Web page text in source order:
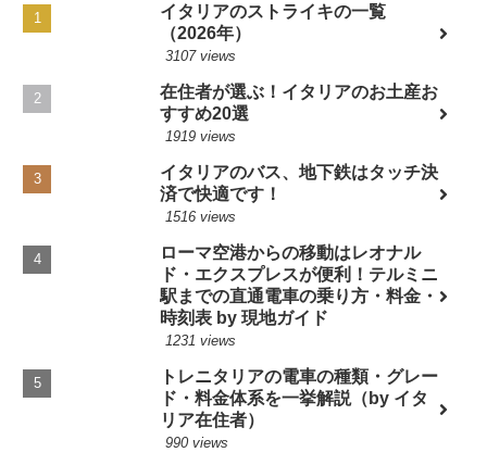
イタリアのストライキの一覧
（2026年）
3107 views
在住者が選ぶ！イタリアのお土産お
すすめ20選
1919 views
イタリアのバス、地下鉄はタッチ決
済で快適です！
1516 views
ローマ空港からの移動はレオナル
ド・エクスプレスが便利！テルミニ
駅までの直通電車の乗り方・料金・
時刻表 by 現地ガイド
1231 views
トレニタリアの電車の種類・グレー
ド・料金体系を一挙解説（by イタ
リア在住者）
990 views